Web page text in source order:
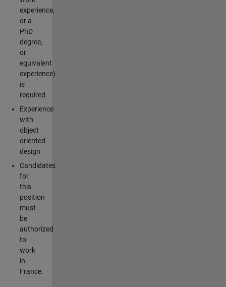
experience,
or a
PhD
degree,
or
equivalent
experience)
is
required.
Experience
with
object
oriented
design
Candidates
for
this
position
must
be
authorized
to
work
in
France.